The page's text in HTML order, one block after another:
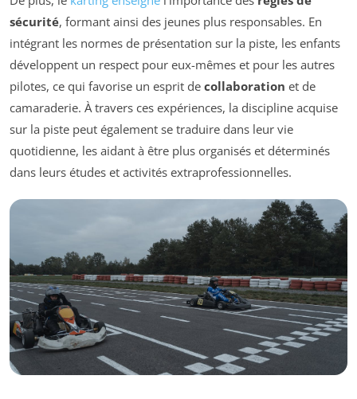
sécurité, formant ainsi des jeunes plus responsables. En
intégrant les normes de présentation sur la piste, les enfants
développent un respect pour eux-mêmes et pour les autres
pilotes, ce qui favorise un esprit de collaboration et de
camaraderie. À travers ces expériences, la discipline acquise
sur la piste peut également se traduire dans leur vie
quotidienne, les aidant à être plus organisés et déterminés
dans leurs études et activités extraprofessionnelles.